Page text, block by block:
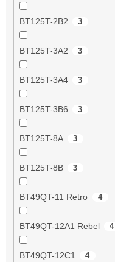
BT125T-2B2 3
BT125T-3A2 3
BT125T-3A4 3
BT125T-3B6 3
BT125T-8A 3
BT125T-8B 3
BT49QT-11 Retro 4
BT49QT-12A1 Rebel 4
BT49QT-12C1 4